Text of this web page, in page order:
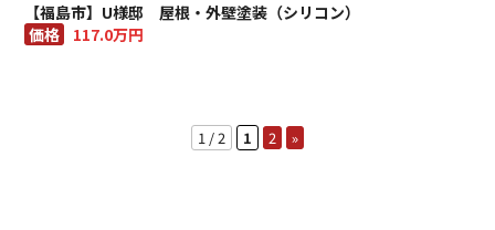
【福島市】U様邸 屋根・外壁塗装（シリコン）
価格
117.0万円
1 / 2 1 2 »